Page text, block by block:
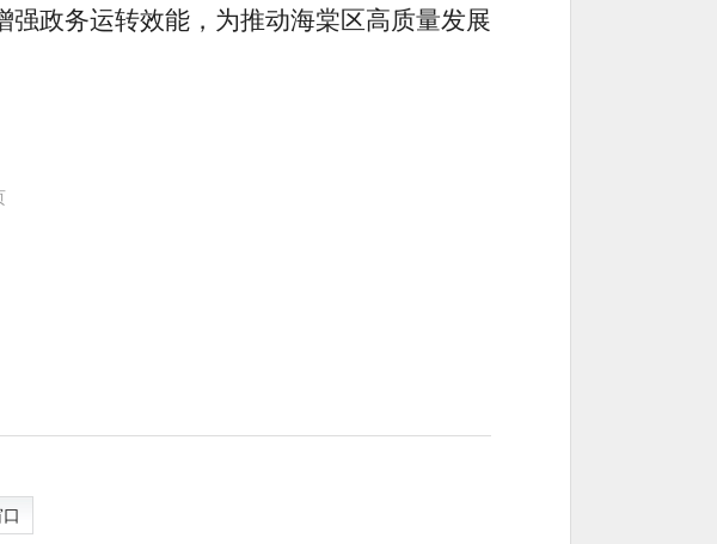
政务运转效能，为推动海棠区高质量发展